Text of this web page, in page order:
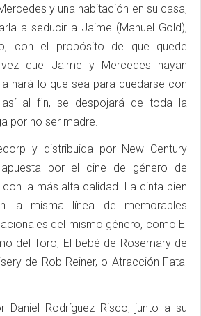
y una habitación en su casa,
a seducir a Jaime (Manuel Gold),
con el propósito de que quede
vez que Jaime y Mercedes hayan
hará lo que sea para quedarse con
al fin, se despojará de toda la
por no ser madre.
y distribuida por New Century
apuesta por el cine de género de
la más alta calidad. La cinta bien
la misma línea de memorables
del mismo género, como El
del Toro, El bebé de Rosemary de
de Rob Reiner, o Atracción Fatal
Daniel Rodríguez Risco, junto a su